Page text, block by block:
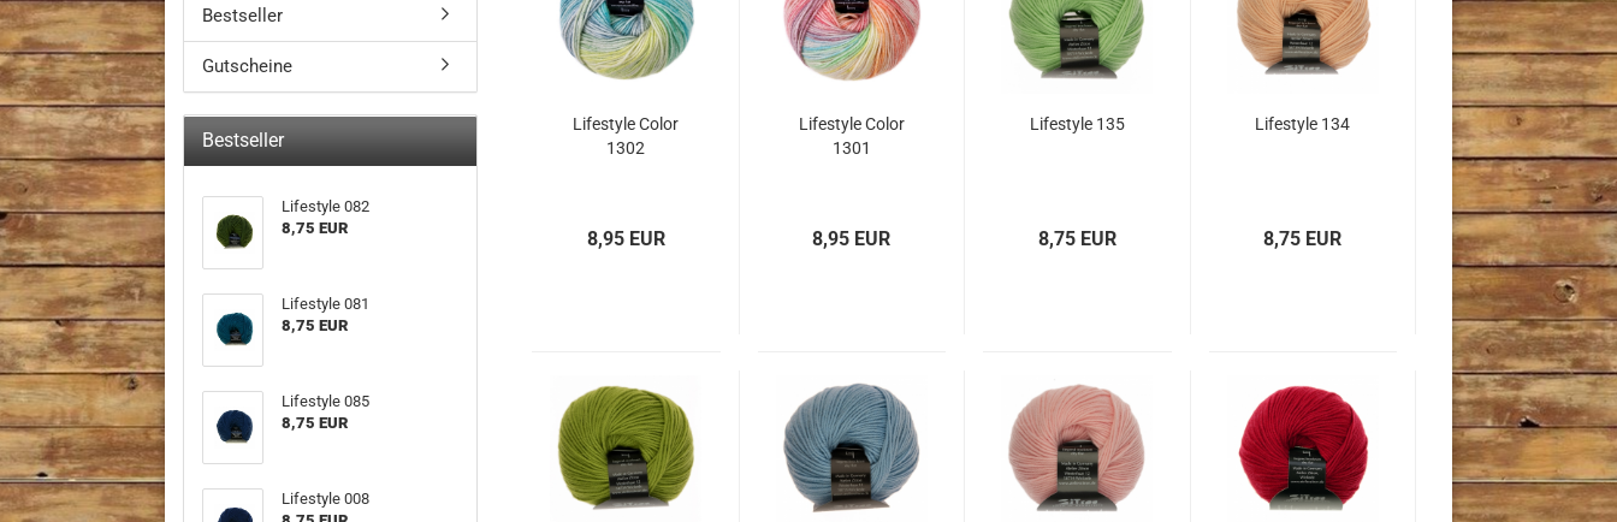
Lifestyle Color
1302
8,95 EUR
Lifestyle Color
1301
8,95 EUR
Lifestyle 135
8,75 EUR
Lifestyle 134
8,75 EUR
Bestseller
Gutscheine
Bestseller
Lifestyle 082
8,75 EUR
Lifestyle 081
8,75 EUR
Lifestyle 085
8,75 EUR
Lifestyle 008